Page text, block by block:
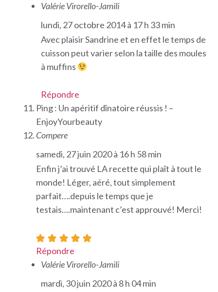
Valérie Virorello-Jamili
lundi, 27 octobre 2014 à 17 h 33 min
Avec plaisir Sandrine et en effet le temps de
cuisson peut varier selon la taille des moules
à muffins
Répondre
Ping : Un apéritif dînatoire réussis ! –
EnjoyYourbeauty
Compere
samedi, 27 juin 2020 à 16 h 58 min
Enfin j’ai trouvé LA recette qui plaît à tout le
monde! Léger, aéré, tout simplement
parfait….depuis le temps que je
testais….maintenant c’est approuvé! Merci!
Répondre
Valérie Virorello-Jamili
mardi, 30 juin 2020 à 8 h 04 min